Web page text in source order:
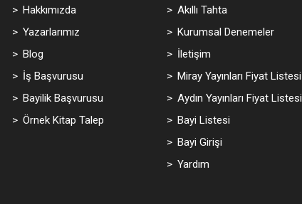
Hakkımızda
Yazarlarımız
Blog
İş Başvurusu
Bayilik Başvurusu
Örnek Kitap Talep
Akıllı Tahta
Kurumsal Denemeler
İletişim
Miray Yayınları Fiyat Listesi
Aydın Yayınları Fiyat Listesi
Bayi Listesi
Bayi Girişi
Yardım